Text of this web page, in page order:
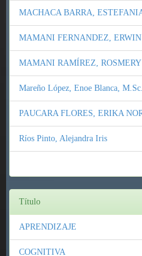
MACHACA BARRA,
MAMANI FERNANDEZ,
MAMANI RAMÍREZ, ROSMERY
Mareño López, Enoe Blanca,
PAUCARA FLORES, ERIKA
Ríos Pinto, Alejandra Iris
Título
APRENDIZAJE
COGNITIVA